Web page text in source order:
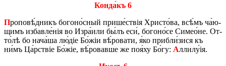
Кон­да́къ 6
Про­по­вѣ́д­никъ бо­го­но́с­ный при­ше́­ствія Хри­сто́­ва, всѣ́мъ ча́­ю­
щимъ из­ба­вле́нія во Изра́­и­ли бы́лъ еси́, бо­го­но́­се Си­ме­о́­не. От­
то́­лѣ бо на­ча́­ша лю́діе Бо́жіи вѣ́­ро­ва­ти, я́ко при­бли́­зися къ
ни́мъ Ца́рствіе Бо́жіе, вѣ́­ро­вав­ше же поя́ху Бо́гу: Алли­лу́ія.